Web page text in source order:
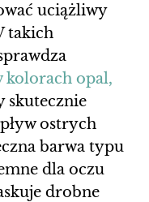
uciążliwy
takich
kolorach opal,
skutecznie
ostrych
barwa typu
dla oczu
drobne